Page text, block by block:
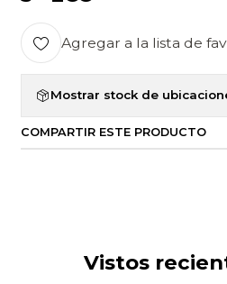
Agregar a la lista de
Mostrar stock de
COMPARTIR ESTE PRODUCTO
Vistos